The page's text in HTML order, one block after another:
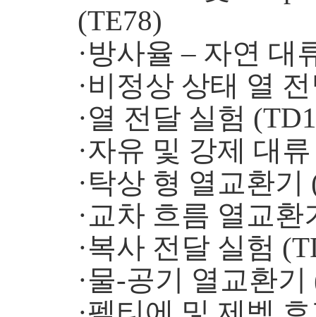
(TE78)
·방사율 – 자연 대
·비정상 상태 열
·열 전달 실험
·자유 및 강제 대
·탁상 형 열교환기
·교차 흐름 열교환
·복사 전달 실험
·물-공기 열교환기